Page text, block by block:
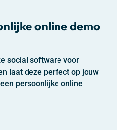
online demo
social software voor
laat deze perfect op jouw
persoonlijke online